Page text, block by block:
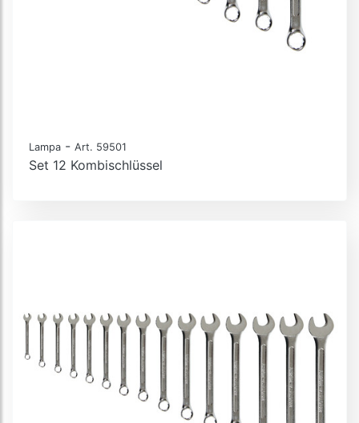
Lampa - Art. 59501
Set 12 Kombischlüssel